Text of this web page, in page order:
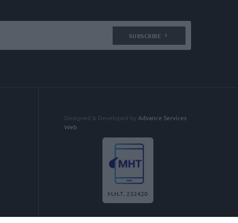
SUBSCRIBE
Designed & Developed by Advance Services
Web
Μ.Η.Τ. 232420